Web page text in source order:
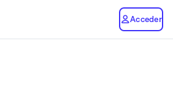
Acceder